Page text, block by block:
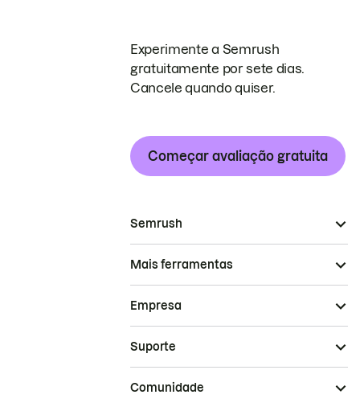
Experimente a Semrush
gratuitamente por sete dias.
Cancele quando quiser.
Começar avaliação gratuita
Semrush
Mais ferramentas
Empresa
Suporte
Comunidade